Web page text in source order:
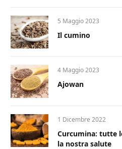
5 Maggio 2023
Il cumino
4 Maggio 2023
Ajowan
1 Dicembre 2022
Curcumina: tutte
la nostra salute